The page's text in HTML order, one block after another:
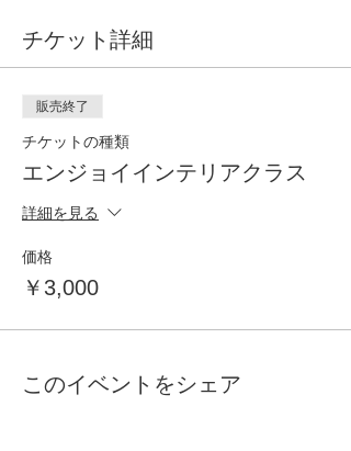
チケット詳細
販売終了
チケットの種類
エンジョイインテリアクラス
詳細を見る
価格
￥3,000
このイベントをシェア